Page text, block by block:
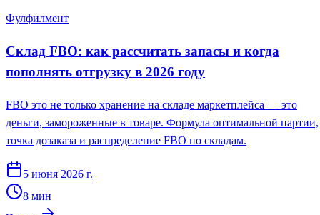
Фулфилмент
Склад FBO: как рассчитать запасы и когда
пополнять отгрузку в 2026 году
FBO это не только хранение на складе маркетплейса — это
деньги, замороженные в товаре. Формула оптимальной партии,
точка дозаказа и распределение FBO по складам.
5 июня 2026 г.
8 мин